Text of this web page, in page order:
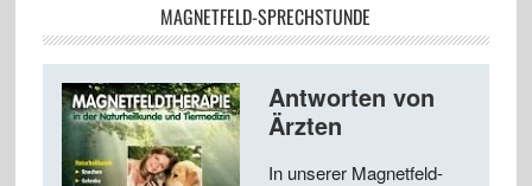
MAGNETFELD-SPRECHSTUNDE
Antworten von
Ärzten
In unserer Magnetfeld-